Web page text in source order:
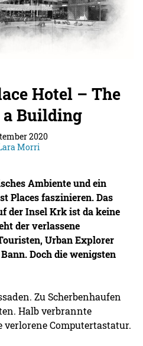
Hotel – The
Building
2020
Morri
Ambiente und ein
Places faszinieren. Das
der Insel Krk ist da keine
der verlassene
Urban Explorer
Doch die wenigsten
Zu Scherbenhaufen
Halb verbrannte
Computertastatur.